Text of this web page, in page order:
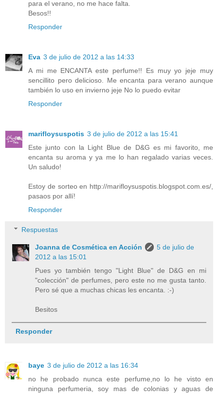
para el verano, no me hace falta.
Besos!!
Responder
Eva 3 de julio de 2012 a las 14:33
A mi me ENCANTA este perfume!! Es muy yo jeje muy
sencillito pero delicioso. Me encanta para verano aunque
también lo uso en invierno jeje No lo puedo evitar
Responder
marifloysuspotis 3 de julio de 2012 a las 15:41
Este junto con la Light Blue de D&G es mi favorito, me
encanta su aroma y ya me lo han regalado varias veces.
Un saludo!
Estoy de sorteo en http://marifloysuspotis.blogspot.com.es/,
pasaos por allí!
Responder
Respuestas
Joanna de Cosmética en Acción
5 de julio de
2012 a las 15:01
Pues yo también tengo "Light Blue" de D&G en mi
"colección" de perfumes, pero este no me gusta tanto.
Pero sé que a muchas chicas les encanta. :-)
Besitos
Responder
baye 3 de julio de 2012 a las 16:34
no he probado nunca este perfume,no lo he visto en
ninguna perfumeria, soy mas de colonias y aguas de